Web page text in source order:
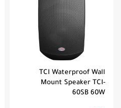
TCI Waterproof Wall
Mount Speaker TCI-
60SB 60W